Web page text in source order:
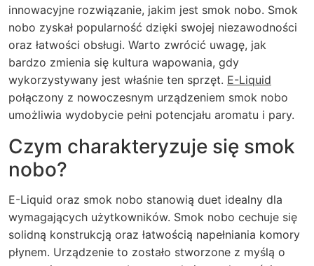
innowacyjne rozwiązanie, jakim jest smok nobo. Smok
nobo zyskał popularność dzięki swojej niezawodności
oraz łatwości obsługi. Warto zwrócić uwagę, jak
bardzo zmienia się kultura wapowania, gdy
wykorzystywany jest właśnie ten sprzęt. E-Liquid
połączony z nowoczesnym urządzeniem smok nobo
umożliwia wydobycie pełni potencjału aromatu i pary.
Czym charakteryzuje się smok
nobo?
E-Liquid oraz smok nobo stanowią duet idealny dla
wymagających użytkowników. Smok nobo cechuje się
solidną konstrukcją oraz łatwością napełniania komory
płynem. Urządzenie to zostało stworzone z myślą o